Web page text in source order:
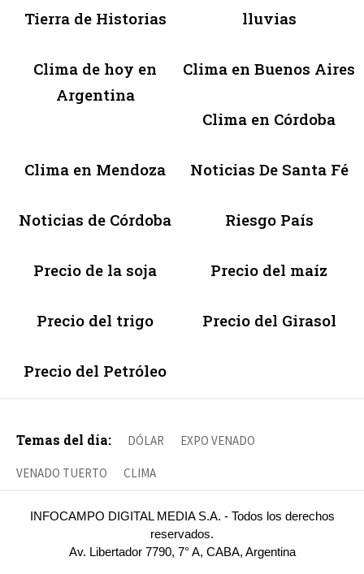
Tierra de Historias lluvias
Clima de hoy en
Argentina
Clima en Buenos Aires
Clima en Córdoba
Clima en Mendoza Noticias De Santa Fé
Noticias de Córdoba Riesgo País
Precio de la soja Precio del maíz
Precio del trigo Precio del Girasol
Precio del Petróleo
Temas del día: DÓLAR EXPO VENADO
VENADO TUERTO CLIMA
INFOCAMPO DIGITAL MEDIA S.A. - Todos los derechos
reservados.
Av. Libertador 7790, 7° A, CABA, Argentina